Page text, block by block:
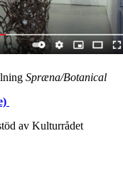
Spræna/Botanical
av Kulturrådet